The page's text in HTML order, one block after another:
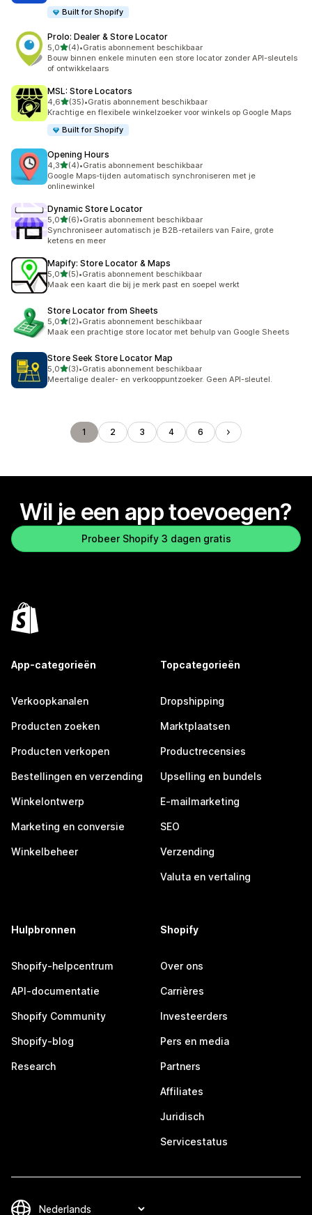
Built for Shopify
Prolo: Dealer & Store Locator
5,0van 5 sterren
(4)
4 recensies in totaal
•Gratis abonnement beschikbaar
Bouw binnen enkele minuten een store locator zonder API-sleutels
of ontwikkelaars
MSL: Store Locators
4,6van 5 sterren
(35)
35 recensies in totaal
•Gratis abonnement beschikbaar
Krachtige en flexibele winkelzoeker voor winkels op Google Maps
Built for Shopify
Opening Hours
4,3van 5 sterren
(4)
4 recensies in totaal
•Gratis abonnement beschikbaar
Google Maps-tijden automatisch synchroniseren met je
onlinewinkel
Dynamic Store Locator
5,0van 5 sterren
(6)
6 recensies in totaal
•Gratis abonnement beschikbaar
Synchroniseer automatisch je B2B-retailers van Faire, grote
ketens en meer
Mapify: Store Locator & Maps
5,0van 5 sterren
(5)
5 recensies in totaal
•Gratis abonnement beschikbaar
Maak een kaart die bij je merk past en soepel werkt
Store Locator from Sheets
5,0van 5 sterren
(2)
2 recensies in totaal
•Gratis abonnement beschikbaar
Maak een prachtige store locator met behulp van Google Sheets
Store Seek Store Locator Map
5,0van 5 sterren
(3)
3 recensies in totaal
•Gratis abonnement beschikbaar
Meertalige dealer- en verkooppuntzoeker. Geen API-sleutel.
1 2 3 4 6
Wil je een app toevoegen?
Probeer Shopify 3 dagen gratis
App-categorieën
Verkoopkanalen
Producten zoeken
Producten verkopen
Bestellingen en verzending
Winkelontwerp
Marketing en conversie
Winkelbeheer
Topcategorieën
Dropshipping
Marktplaatsen
Productrecensies
Upselling en bundels
E-mailmarketing
SEO
Verzending
Valuta en vertaling
Hulpbronnen
Shopify-helpcentrum
API-documentatie
Shopify Community
Shopify-blog
Research
Shopify
Over ons
Carrières
Investeerders
Pers en media
Partners
Affiliates
Juridisch
Servicestatus